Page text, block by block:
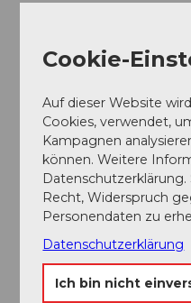
Kraftsport. Achte auf
Besondere Beachtung
Kälte, Wind und
erhöhen. Plane
Vollständige
Standardausrüstung für
Verschütteten
Hilfe-Paket, Biwaksack,
und ein Airbag-System.
Lawinenlagebericht
Cookie-
Auf dieser Website
Cookies, verwendet,
Kampagnen
können. Weitere
Recht, Widerspruch
Personendaten zu
Datenschutzerklärung
Ich bin nicht